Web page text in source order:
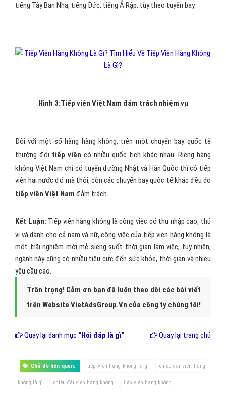
tiếng Tây Ban Nha, tiếng Đức, tiếng Ả Rập, tùy theo tuyến bay.
Hình 3:Tiếp viên Việt Nam đảm trách nhiệm vụ
Đối với một số hãng hàng không, trên một chuyến bay quốc tế
thường đội tiếp viên có nhiều quốc tịch khác nhau. Riêng hàng
không Việt Nam chỉ có tuyến đường Nhật và Hàn Quốc thì có tiếp
viên hai nước đó mà thôi, còn các chuyến bay quốc tế khác đều do
tiếp viên Việt Nam đảm trách.
Kết Luận: Tiếp viên hàng không là công việc có thu nhập cao, thú
vị và dành cho cả nam và nữ, công việc của tiếp viên hàng không là
một trãi nghiệm mới mẻ siêng suốt thời gian làm việc, tuy nhiên,
ngành này cũng có nhiều tiêu cực đến sức khỏe, thời gian và nhiêu
yêu cầu cao.
Trân trọng! Cảm ơn bạn đã luôn theo dõi các bài viết
trên Website VietAdsGroup.Vn của công ty chúng tôi!
Quay lại danh mục "Hỏi đáp là gì" Quay lại trang chủ
Chủ đề liên quan: tiếp viên hàng không là gì chiêu đãi viên hàng
không là gì chiêu đãi viên hàng không tiếp viên hàng không